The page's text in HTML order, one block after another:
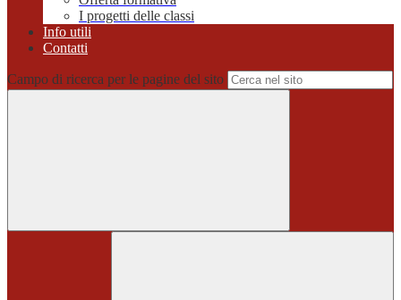
I progetti delle classi
Info utili
Contatti
Campo di ricerca per le pagine del sito